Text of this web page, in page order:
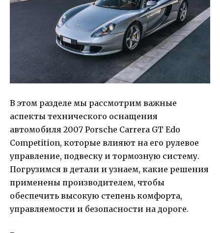
В этом разделе мы рассмотрим важные
аспекты технического оснащения
автомобиля 2007 Porsche Carrera GT Edo
Competition, которые влияют на его рулевое
управление, подвеску и тормозную систему.
Погрузимся в детали и узнаем, какие решения
применены производителем, чтобы
обеспечить высокую степень комфорта,
управляемости и безопасности на дороге.